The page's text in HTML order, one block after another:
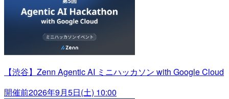
【渋谷】Zenn Agentic AI ミニハッカソン with Google Cloud
開催前2026年9月5日(土) 10:00